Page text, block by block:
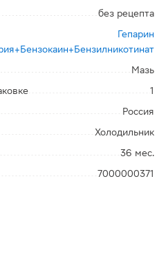
без рецепта
Гепарин
Мазь
1
Россия
Холодильник
36 мес.
7000000371